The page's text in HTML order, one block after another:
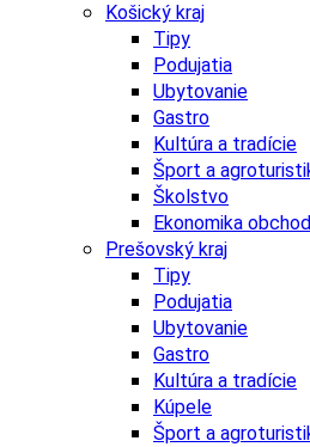
Košický kraj
Tipy
Podujatia
Ubytovanie
Gastro
Kultúra a tradície
Šport a
Školstvo
Ekonomika
Prešovský kraj
Tipy
Podujatia
Ubytovanie
Gastro
Kultúra a tradície
Kúpele
Šport a